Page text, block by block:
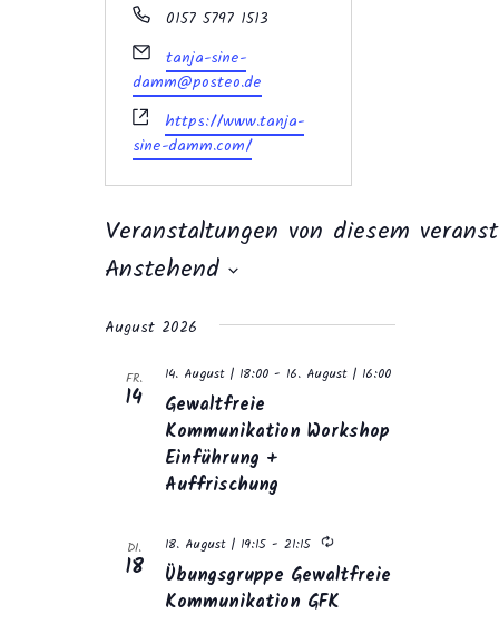
Telefon
0157 5797 1513
Email
tanja-sine-
damm@posteo.de
Webseite
https://www.tanja-
sine-damm.com/
Veranstaltungen von diesem
Anstehend
wählen.
August 2026
FR.
14
Gewaltfreie
Kommunikation Workshop
Einführung +
Auffrischung
14. August | 18:00- 16. August | 16:00
DI.
18
Übungsgruppe Gewaltfreie
Kommunikation GFK
18. August | 19:15- 21:15 Wiederholung